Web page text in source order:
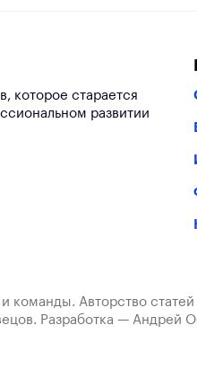
которое старается
развитии
команды. Авторство
Разработка —